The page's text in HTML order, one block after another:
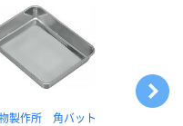
製作所 角バット